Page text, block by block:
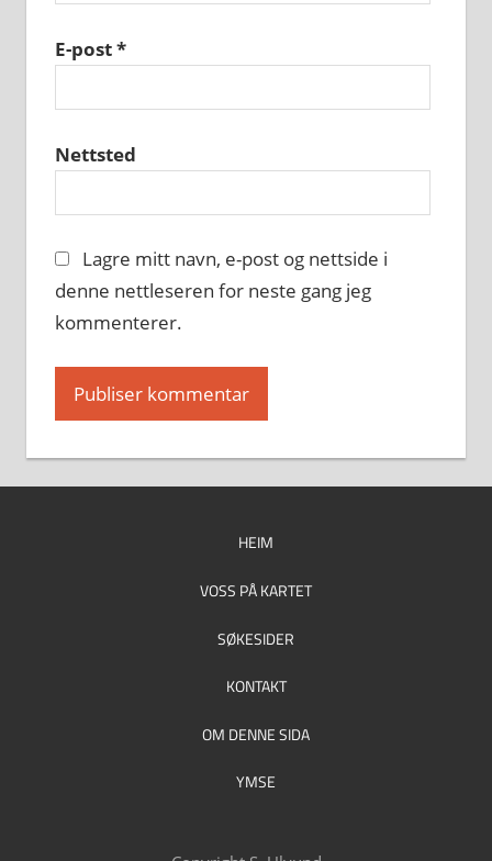
E-post*
Nettsted
Lagre mitt navn, e-post og nettside i
denne nettleseren for neste gang jeg
kommenterer.
HEIM
VOSS PÅ KARTET
SØKESIDER
KONTAKT
OM DENNE SIDA
YMSE